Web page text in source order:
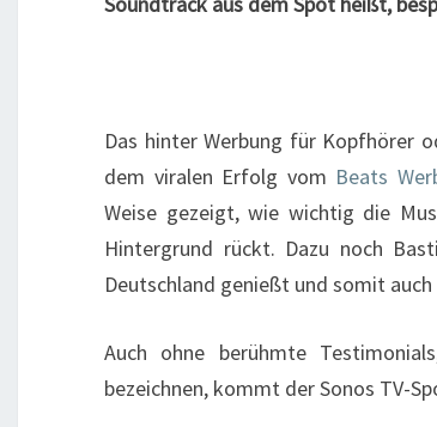
Das hinter Werbung für Kopfhörer
dem viralen Erfolg vom Beats
Weise gezeigt, wie wichtig die
Hintergrund rückt. Dazu noch
Deutschland genießt und somit
Auch ohne berühmte
bezeichnen, kommt der Sonos TV-